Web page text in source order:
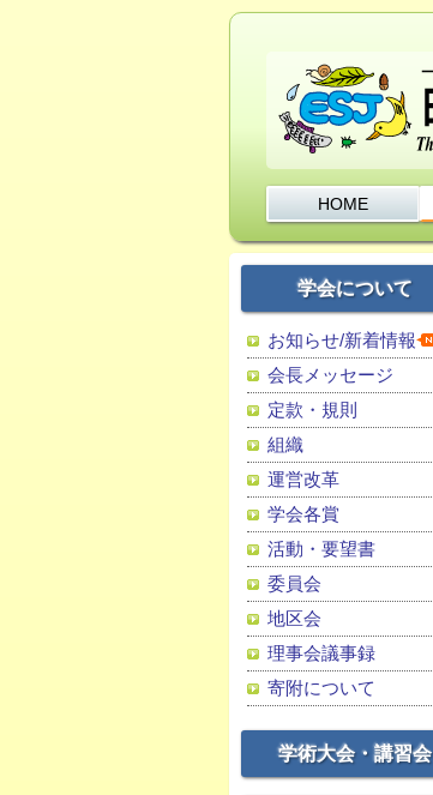
HOME
学会について
お知らせ/新着情報
会長メッセージ
定款・規則
組織
運営改革
学会各賞
活動・要望書
委員会
地区会
理事会議事録
寄附について
学術大会・講習会